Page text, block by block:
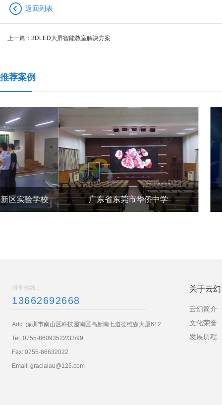
返回列表
上一篇： 3DLED大屏智能教室解决方案
推荐案例
广东省东莞市华侨中学 广西省南
服务热线：
13662692668
Add: 深圳市南山区科技园南区高新南七道德维森大厦612
Tel: 0755-86093522/33/99
Fax: 0755-86632022
Email: gracialau@126.com
关于云幻
云幻简介
文化荣誉
发展历程